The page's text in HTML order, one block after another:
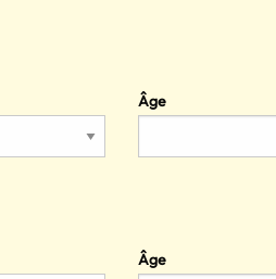
Âge
Âge